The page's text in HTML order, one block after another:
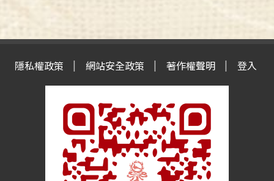
隱私權政策 網站安全政策 著作權聲明 登入